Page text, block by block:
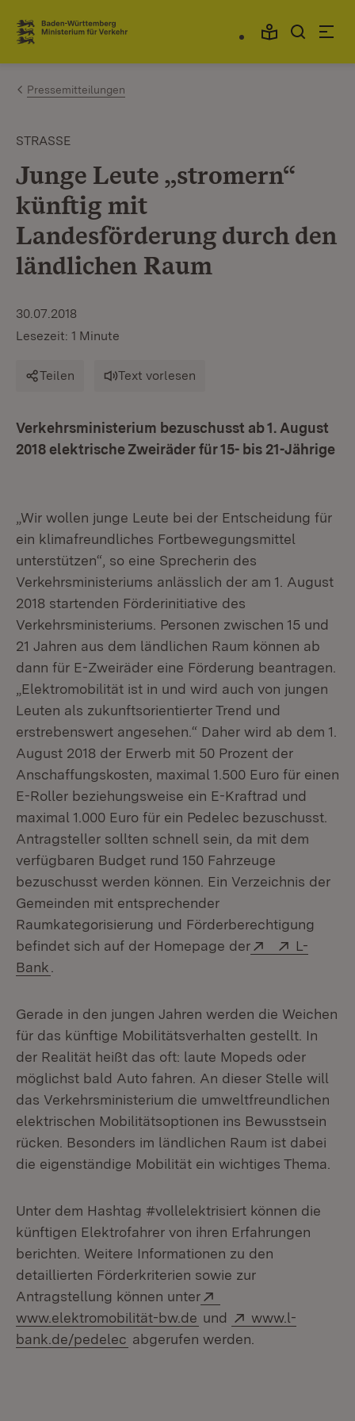
Zum Inhalt springen
Link zur Startseite
Pressemitteilungen
STRASSE
Junge Leute „stromern“
künftig mit
Landesförderung durch den
ländlichen Raum
30.07.2018
Lesezeit: 1 Minute
Teilen Text vorlesen
Verkehrsministerium bezuschusst ab 1. August
2018 elektrische Zweiräder für 15- bis 21-Jährige
„Wir wollen junge Leute bei der Entscheidung für
ein klimafreundliches Fortbewegungsmittel
unterstützen“, so eine Sprecherin des
Verkehrsministeriums anlässlich der am 1. August
2018 startenden Förderinitiative des
Verkehrsministeriums. Personen zwischen 15 und
21 Jahren aus dem ländlichen Raum können ab
dann für E-Zweiräder eine Förderung beantragen.
„Elektromobilität ist in und wird auch von jungen
Leuten als zukunftsorientierter Trend und
erstrebenswert angesehen.“ Daher wird ab dem 1.
August 2018 der Erwerb mit 50 Prozent der
Anschaffungskosten, maximal 1.500 Euro für einen
E-Roller beziehungsweise ein E-Kraftrad und
maximal 1.000 Euro für ein Pedelec bezuschusst.
Antragsteller sollten schnell sein, da mit dem
verfügbaren Budget rund 150 Fahrzeuge
bezuschusst werden können. Ein Verzeichnis der
Gemeinden mit entsprechender
Raumkategorisierung und Förderberechtigung
befindet sich auf der Homepage der
Extern:
(Öffnet in
Extern:
L-
Bank
Gerade in den jungen Jahren werden die Weichen
für das künftige Mobilitätsverhalten gestellt. In
der Realität heißt das oft: laute Mopeds oder
möglichst bald Auto fahren. An dieser Stelle will
das Verkehrsministerium die umweltfreundlichen
elektrischen Mobilitätsoptionen ins Bewusstsein
rücken. Besonders im ländlichen Raum ist dabei
die eigenständige Mobilität ein wichtiges Thema.
Unter dem Hashtag #vollelektrisiert können die
künftigen Elektrofahrer von ihren Erfahrungen
berichten. Weitere Informationen zu den
detaillierten Förderkriterien sowie zur
Antragstellung können unter
www.elektromobilität-bw.de (Öffnet in neuem
und Extern:
www.l-
bank.de/pedelec (Öffnet in neuem Fenster)
abgerufen werden.